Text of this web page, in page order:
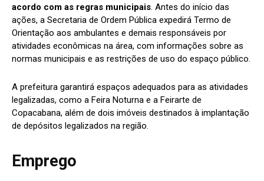
acordo com as regras municipais. Antes do início das
ações, a Secretaria de Ordem Pública expedirá Termo de
Orientação aos ambulantes e demais responsáveis por
atividades econômicas na área, com informações sobre as
normas municipais e as restrições de uso do espaço público.
A prefeitura garantirá espaços adequados para as atividades
legalizadas, como a Feira Noturna e a Feirarte de
Copacabana, além de dois imóveis destinados à implantação
de depósitos legalizados na região.
Emprego